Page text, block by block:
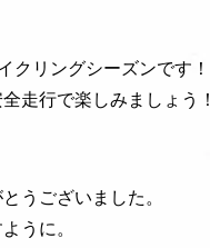
クリングシーズンです！
走行で楽しみましょう！
うございました。
うに。